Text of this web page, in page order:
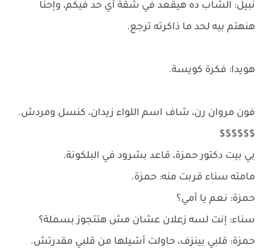
نبيل: الشاب ده هيقعد في شقة أي حد فيكم، وإحنا
هنهتم بيه لحد ما ذاكرته ترجع.
هويدا: فكرة كويسة.
فون مروان رن، شاف اسم اللواء زيدان، كنسل ومردش.
$$$$$$
بي بيت دكتور حمزة، قاعد بشرود في البلكونة.
مامته سناء قربت منه: حمزة.
حمزة: نعم يا أمي؟
سناء: إنت لسه زعلان عشان مش هتتجوز بسملة؟
حمزة: قلبي بينزف، حاولت أشيلها من قلبي مقدرتش.